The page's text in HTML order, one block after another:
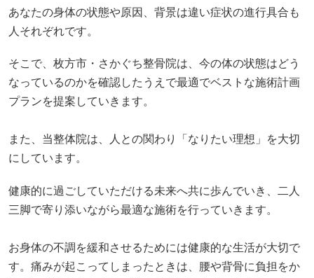
あなたの身体の状態や原因、背景は違い症状の進行具合も
人それぞれです。
そこで、枚方市・さかぐち整骨院は、今の体の状態はどう
なっているのかを確認したうえで最適でベストな施術計画
プランを提案していきます。
また、当整体院は、人との関わり「なりたい理想」を大切
にしています。
健康的に過ごしていただける未来へ共に歩んでいき、二人
三脚で寄り添いながら最適な施術を行っていきます。
お身体の不調を緩和させるためには健康的な生活が大切で
す。痛みが起こってしまったときは、腰や背骨に負担をか